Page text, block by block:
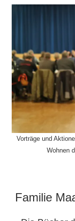
Vorträge und
Wohnen
Familie